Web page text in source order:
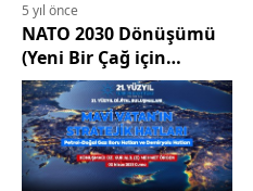
5 yıl önce
NATO 2030 Dönüşümü
(Yeni Bir Çağ için
Birliktelik Raporu)
çerçevesinde
Türkiye’nin
Transatlantik
Güvenliğine Katkıları